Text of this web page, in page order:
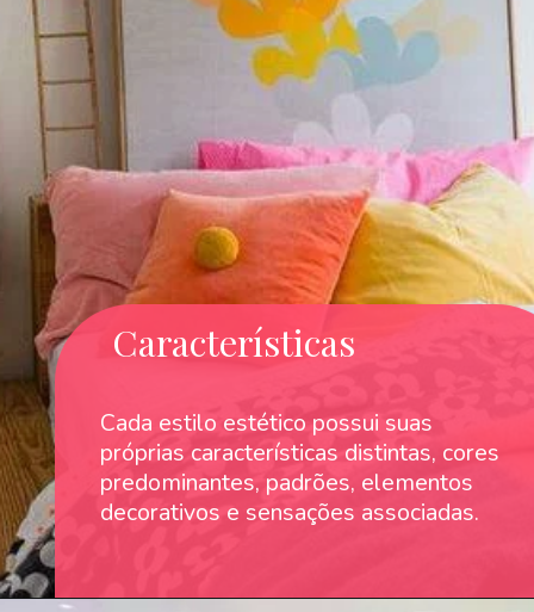
Características
Cada estilo estético possui suas
próprias características distintas, cores
predominantes, padrões, elementos
decorativos e sensações associadas.